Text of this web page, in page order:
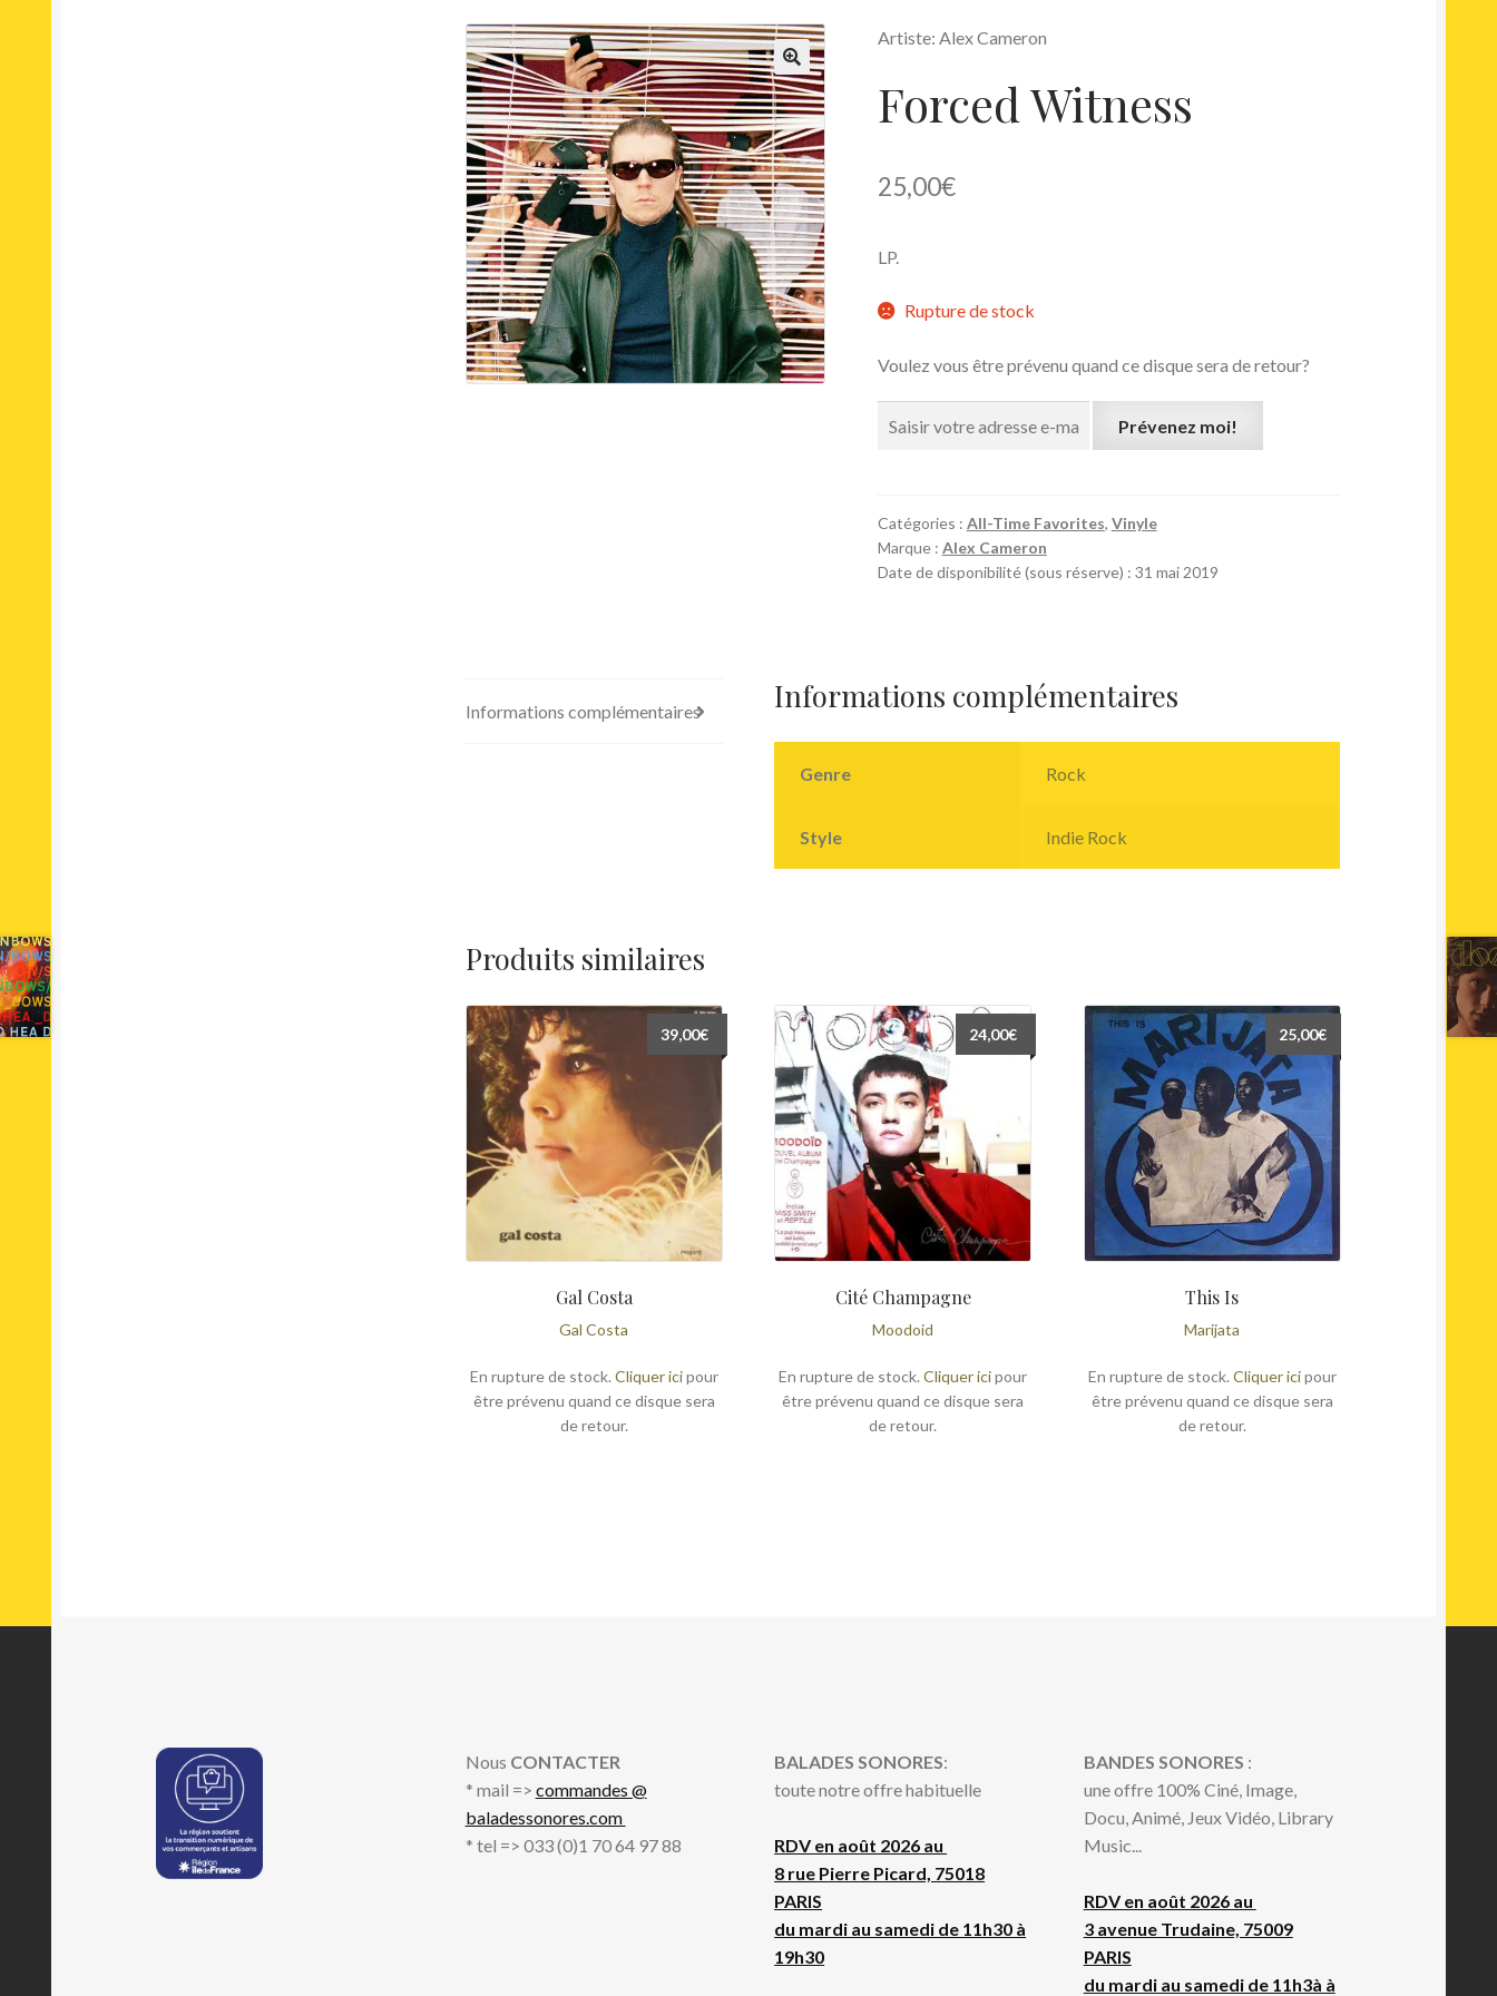
🔍
Artiste: Alex Cameron
Forced Witness
25,00€
LP.
Rupture de stock
Voulez vous être prévenu quand ce disque sera de retour?
Prévenez moi!
Catégories : All-Time Favorites, Vinyle
Marque : Alex Cameron
Date de disponibilité (sous réserve) : 31 mai 2019
Informations complémentaires Informations complémentaires
Genre Rock
Style Indie Rock
Produits similaires
Gal Costa
Gal Costa
39,00€
En rupture de stock. Cliquer icipour
être prévenu quand ce disque sera
de retour.
Cité Champagne
Moodoid
24,00€
En rupture de stock.Cliquer icipour
être prévenu quand ce disque sera
de retour.
This Is
Marijata
25,00€
En rupture de stock. Cliquer icipour
être prévenu quand ce disque sera
de retour.
Nous CONTACTER
* mail => commandes @
baladessonores.com
* tel => 033 (0)1 70 64 97 88
BALADES SONORES:
toute notre offre habituelle
RDV en août 2026 au
8 rue Pierre Picard, 75018
PARIS
du mardi au samedi de 11h30 à
19h30
BANDES SONORES :
une offre 100% Ciné, Image,
Docu, Animé, Jeux Vidéo, Library
Music...
RDV en août 2026 au
3 avenue Trudaine, 75009
PARIS
du mardi au samedi de 11h3à à